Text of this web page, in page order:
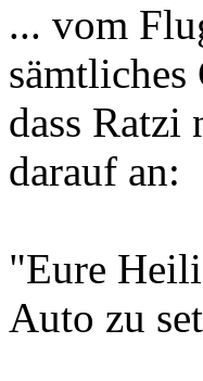
... vom
sämtliches
dass
darauf an:
"Eure
Auto zu